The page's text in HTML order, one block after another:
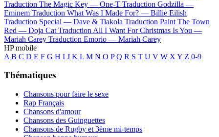
Traduction The Magic Key — One-T Traduction Godzilla —
Eminem Traduction What Was I Made For? — Billie Eilish
Traduction Special — Dave & Tiakola Traduction Paint The Town
Red — Doja Cat Traduction All I Want For Christmas Is You —
Mariah Carey Traduction Emorio — Mariah Carey
HP mobile
A B C D E F G H I J K L M N O P Q R S T U V W X Y Z 0-9
Thématiques
Chansons pour faire le sexe
Rap Français
Chansons d'amour
Chansons des Guinguettes
Chansons de Rugby et 3ème mi-temps